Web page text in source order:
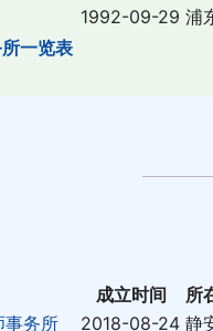
1992-09-29 浦
一览表
成立时间 所
事务所
2018-08-24 静